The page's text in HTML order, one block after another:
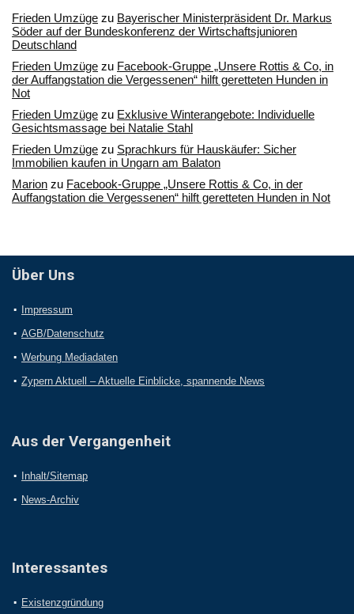
Frieden Umzüge zu Bayerischer Ministerpräsident Dr. Markus
Söder auf der Bundeskonferenz der Wirtschaftsjunioren
Deutschland
Frieden Umzüge zu Facebook-Gruppe „Unsere Rottis & Co, in
der Auffangstation die Vergessenen“ hilft geretteten Hunden in
Not
Frieden Umzüge zu Exklusive Winterangebote: Individuelle
Gesichtsmassage bei Natalie Stahl
Frieden Umzüge zu Sprachkurs für Hauskäufer: Sicher
Immobilien kaufen in Ungarn am Balaton
Marion zu Facebook-Gruppe „Unsere Rottis & Co, in der
Auffangstation die Vergessenen“ hilft geretteten Hunden in Not
Über Uns
Impressum
AGB/Datenschutz
Werbung Mediadaten
Zypern Aktuell – Aktuelle Einblicke, spannende News
Aus der Vergangenheit
Inhalt/Sitemap
News-Archiv
Interessantes
Existenzgründung